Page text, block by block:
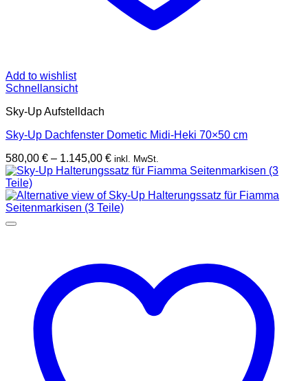
Add to wishlist
Schnellansicht
Sky-Up Aufstelldach
Sky-Up Dachfenster Dometic Midi-Heki 70×50 cm
580,00 € – 1.145,00 €Preisspanne:
580,00 €
1.145,00 €
inkl. MwSt.